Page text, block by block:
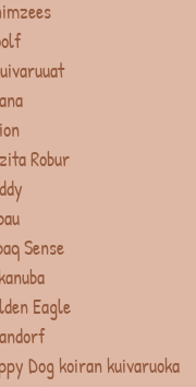
Robur
Sense
Eagle
Dog koiran kuivaruoka